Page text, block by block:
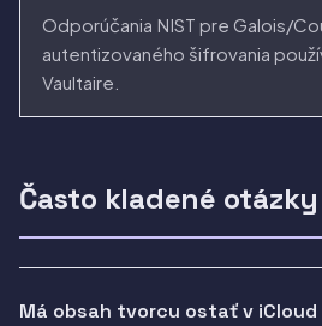
Odporúčania NIST pre Galois/
autentizovaného šifrovania
Vaultaire.
Často kladené otázky
Má obsah tvorcu ostať v